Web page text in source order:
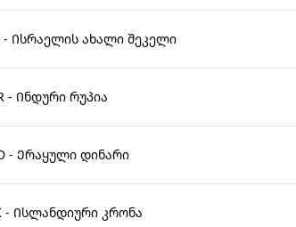
- Ისრაელის ახალი შეკელი
- Ინდური რუპია
- Ერაყული დინარი
- Ისლანდიური კრონა